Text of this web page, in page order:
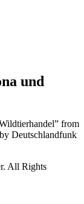
und
from
Deutschlandfunk
All Rights